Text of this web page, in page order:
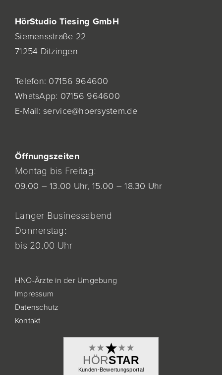
HörStudio Tiesing GmbH
Siemensstraße 22
71254 Ditzingen
Telefon: 07156 964600
WhatsApp: 07156 964600
E-Mail: service@hoersystem.de
Öffnungszeiten
Montag bis Freitag:
09.00 – 13.00 Uhr,15.00 – 18.30 Uhr
Langer Businessabend
Donnerstag:
bis 20.00 Uhr
HNO-Ärzte in der Umgebung
Impressum
Datenschutz
Kontakt
HÖRSTAR
Kunden-Bewertungsportal